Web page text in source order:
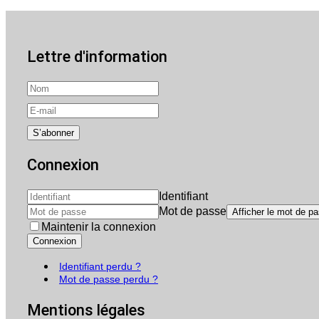
Lettre d'information
Connexion
Identifiant
Mot de passe Afficher le mot de
Maintenir la connexion
Connexion
Identifiant perdu ?
Mot de passe perdu ?
Mentions légales